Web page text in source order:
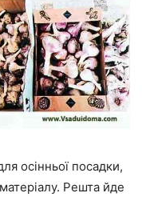
осінньої посадки,
Решта йде